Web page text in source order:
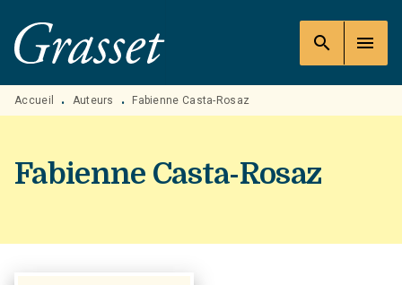
MENU RECHERCHE
PIED DE PAGE
search menu
Accueil • Auteurs • Fabienne Casta-Rosaz
Fabienne Casta-Rosaz